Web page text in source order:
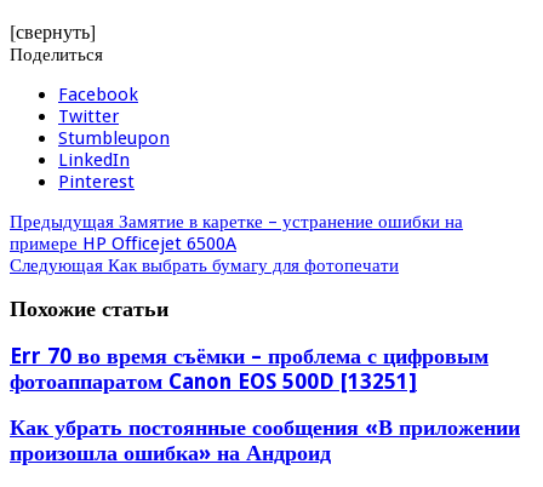
[свернуть]
Поделиться
Facebook
Twitter
Stumbleupon
LinkedIn
Pinterest
Предыдущая Замятие в каретке – устранение ошибки на
примере HP Officejet 6500A
Следующая Как выбрать бумагу для фотопечати
Похожие статьи
Err 70 во время съёмки – проблема с цифровым
фотоаппаратом Canon EOS 500D [13251]
Как убрать постоянные сообщения «В приложении
произошла ошибка» на Андроид